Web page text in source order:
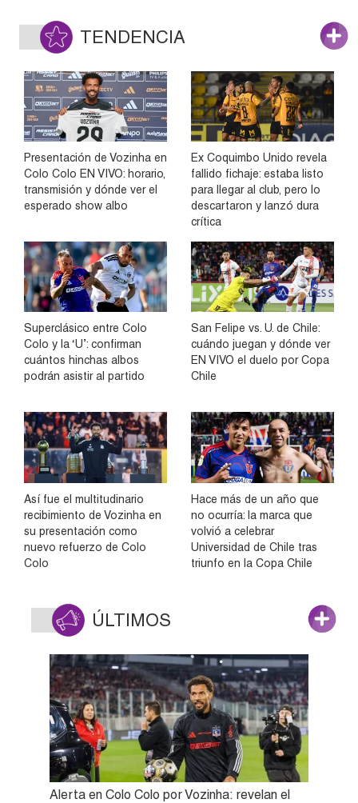
TENDENCIA
Presentación de Vozinha en
Colo Colo EN VIVO: horario,
transmisión y dónde ver el
esperado show albo
Ex Coquimbo Unido revela
fallido fichaje: estaba listo
para llegar al club, pero lo
descartaron y lanzó dura
crítica
Superclásico entre Colo
Colo y la ‘U’: confirman
cuántos hinchas albos
podrán asistir al partido
San Felipe vs. U. de Chile:
cuándo juegan y dónde ver
EN VIVO el duelo por Copa
Chile
Así fue el multitudinario
recibimiento de Vozinha en
su presentación como
nuevo refuerzo de Colo
Colo
Hace más de un año que
no ocurría: la marca que
volvió a celebrar
Universidad de Chile tras
triunfo en la Copa Chile
ÚLTIMOS
Alerta en Colo Colo por Vozinha: revelan el